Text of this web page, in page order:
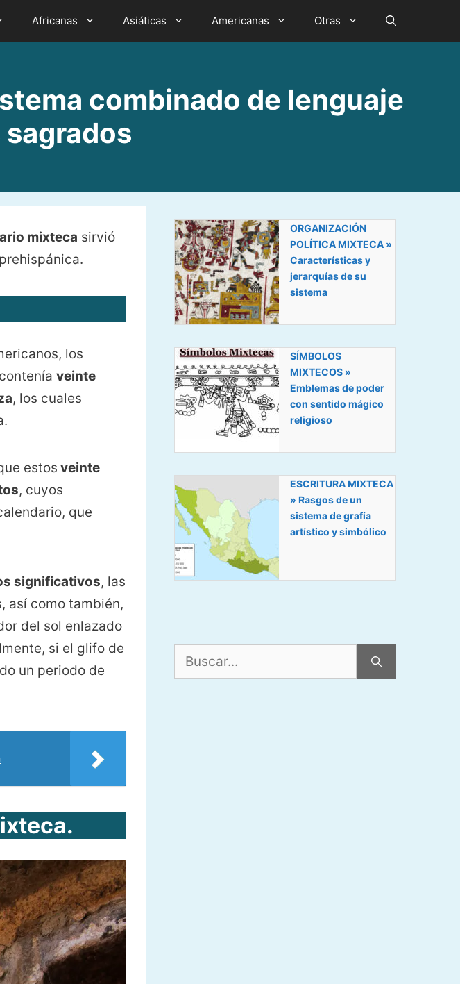
Africanas Asiáticas Americanas Otras
combinado de lenguaje
mixteca sirvió
prehispánica.
los
veinte
, los cuales
estos veinte
, cuyos
que
significativos, las
, así como también,
del sol enlazado
si el glifo de
un periodo de
ORGANIZACIÓN
POLÍTICA MIXTECA »
Características y
jerarquías de su
sistema
SÍMBOLOS
MIXTECOS »
Emblemas de poder
con sentido mágico
religioso
ESCRITURA MIXTECA
» Rasgos de un
sistema de grafía
artístico y simbólico